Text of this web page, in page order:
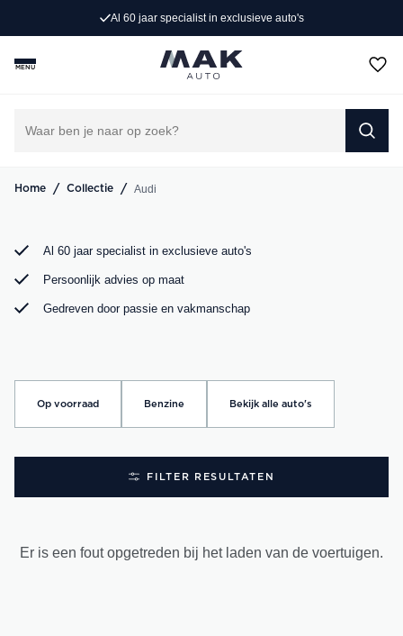
Al 60 jaar specialist in exclusieve auto's
MENU
Home / Collectie / Audi
Op zoek naar een exclusieve Audi occasion? Bij MAK
Auto vind je een zorgvuldig geselecteerd aanbod, van de
sportieve Audi A3 tot de krachtige Audi RS6. Bekijk ons
Al 60 jaar specialist in exclusieve auto's
Persoonlijk advies op maat
Gedreven door passie en vakmanschap
Op voorraad Benzine Bekijk alle auto's
FILTER RESULTATEN
Er is een fout opgetreden bij het laden van de voertuigen.